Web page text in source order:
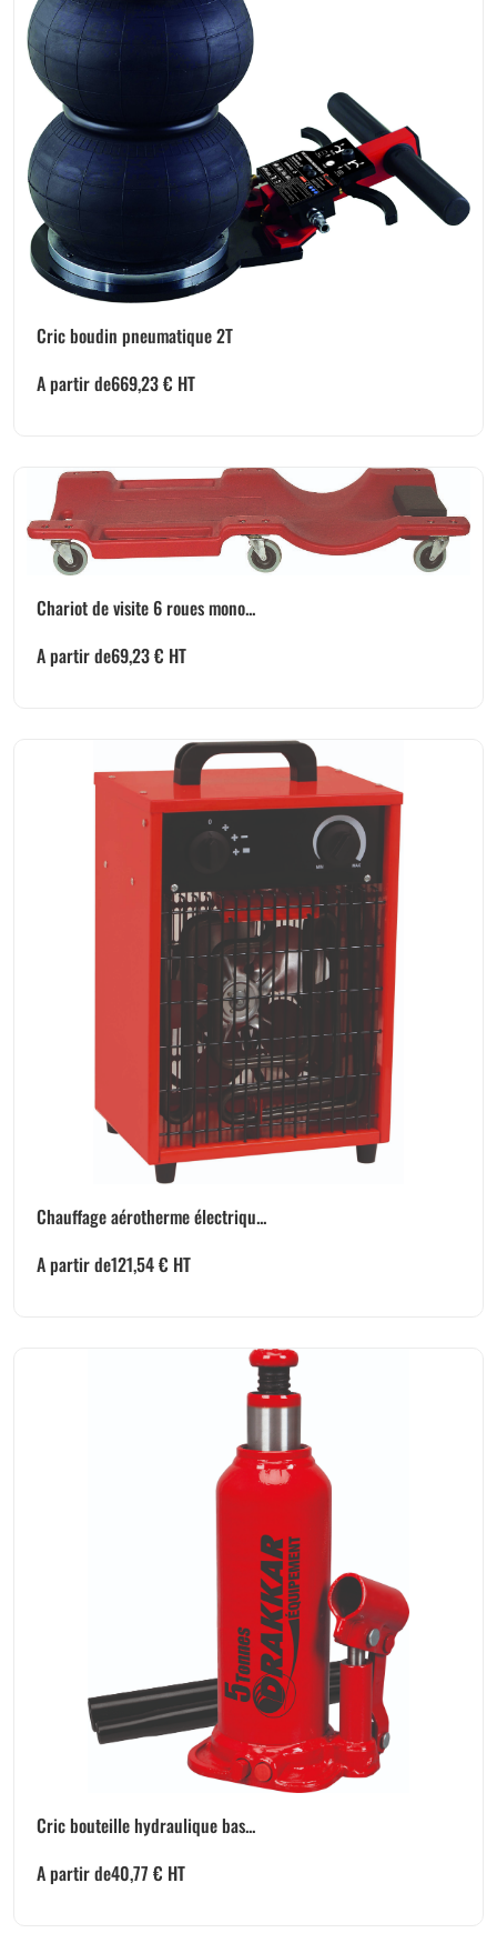
Cric boudin pneumatique 2T
A partir de669,23€ HT
Chariot de visite 6 roues mono...
A partir de69,23€ HT
Chauffage aérotherme électriqu...
A partir de121,54€ HT
Cric bouteille hydraulique bas...
A partir de40,77 € HT